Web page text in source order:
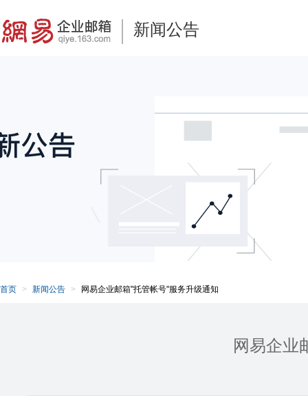
新闻公告
首页 新闻公告 网易企业邮箱"托管帐号"服务升级通知
网易企业